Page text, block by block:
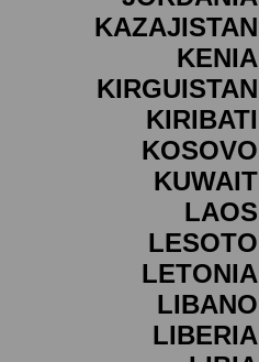
KAZAJISTAN
KENIA
KIRGUISTAN
KIRIBATI
KOSOVO
KUWAIT
LAOS
LESOTO
LETONIA
LIBANO
LIBERIA